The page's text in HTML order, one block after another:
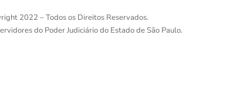
2022 – Todos os Direitos Reservados.
do Poder Judiciário do Estado de São Paulo.